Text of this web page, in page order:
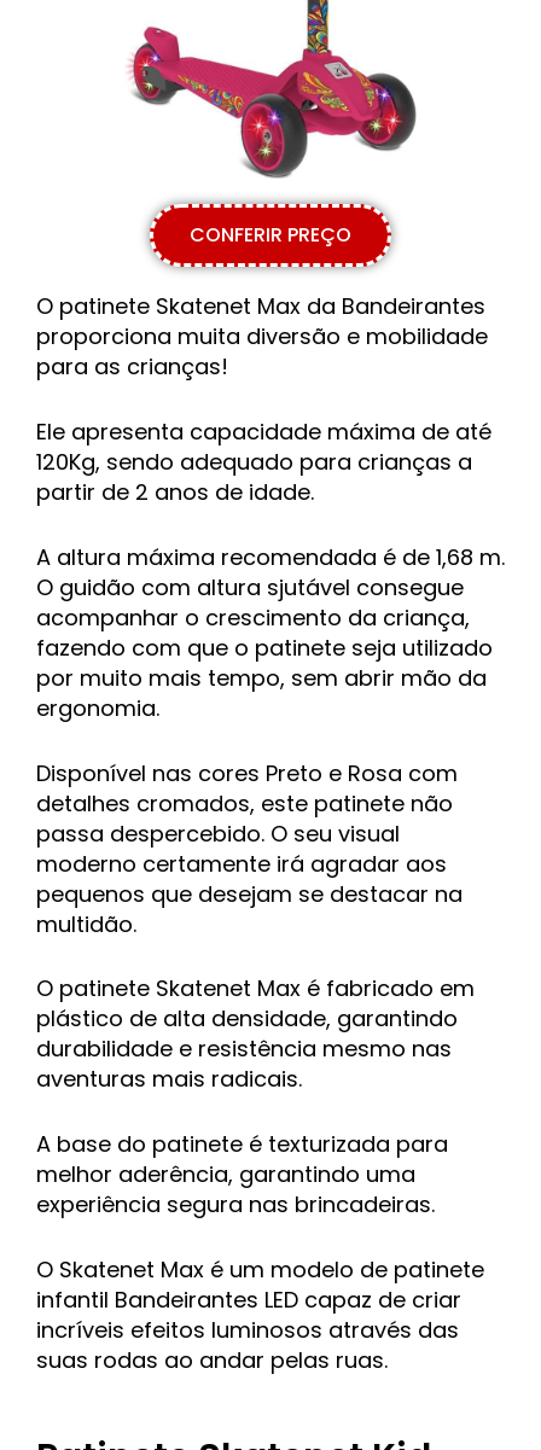
CONFERIR PREÇO
O patinete Skatenet Max da Bandeirantes
proporciona muita diversão e mobilidade
para as crianças!
Ele apresenta capacidade máxima de até
120Kg, sendo adequado para crianças a
partir de 2 anos de idade.
A altura máxima recomendada é de 1,68 m.
O guidão com altura sjutável consegue
acompanhar o crescimento da criança,
fazendo com que o patinete seja utilizado
por muito mais tempo, sem abrir mão da
ergonomia.
Disponível nas cores Preto e Rosa com
detalhes cromados, este patinete não
passa despercebido. O seu visual
moderno certamente irá agradar aos
pequenos que desejam se destacar na
multidão.
O patinete Skatenet Max é fabricado em
plástico de alta densidade, garantindo
durabilidade e resistência mesmo nas
aventuras mais radicais.
A base do patinete é texturizada para
melhor aderência, garantindo uma
experiência segura nas brincadeiras.
O Skatenet Max é um modelo de patinete
infantil Bandeirantes LED capaz de criar
incríveis efeitos luminosos através das
suas rodas ao andar pelas ruas.